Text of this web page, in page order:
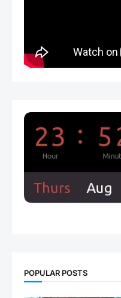
POPULAR POSTS